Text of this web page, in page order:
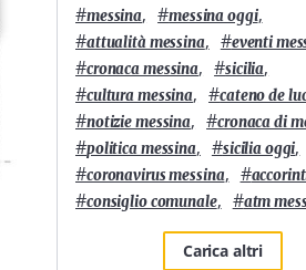
#messina, #messina oggi,
#attualità messina, #eventi
#cronaca messina, #sicilia,
#cultura messina, #cateno de
#notizie messina, #cronaca di
#politica messina, #sicilia oggi,
#coronavirus messina, #
#consiglio comunale, #atm
Carica altri